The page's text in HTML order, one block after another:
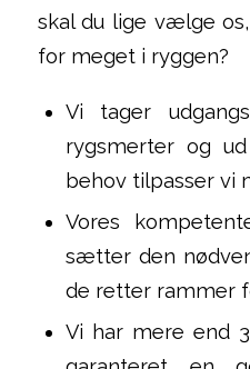
skal du lige vælge
for meget i ryggen?
Vi tager
rygsmerter og
behov tilpasser vi
Vores
sætter den
de retter rammer
Vi har mere end